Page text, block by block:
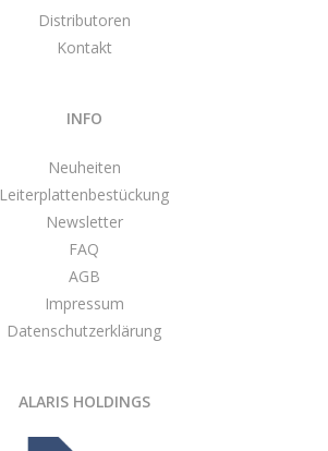
Distributoren
Kontakt
INFO
Neuheiten
Leiterplattenbestückung
Newsletter
FAQ
AGB
Impressum
Datenschutzerklärung
ALARIS HOLDINGS